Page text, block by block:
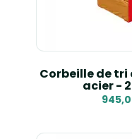
Corbeille de tri
acier - 2